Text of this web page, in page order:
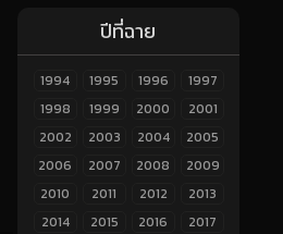
ปีที่ฉาย
1994 1995 1996
1997
1998
1999 2000
2001
2002
2003 2004
2005
2006
2007 2008
2009
2010
2011 2012
2013
2014
2015 2016
2017